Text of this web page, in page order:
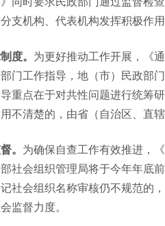
支机构、代表机构发挥积极作用
度。 为更好推动工作开展，《
门工作指导，地（市）民政部
重点在于对共性问题进行统筹
不清楚的，由省（自治区、直
。 为确保自查工作有效推进，
社会组织管理局将于今年年底
社会组织名称审核仍不规范的
监督力度。